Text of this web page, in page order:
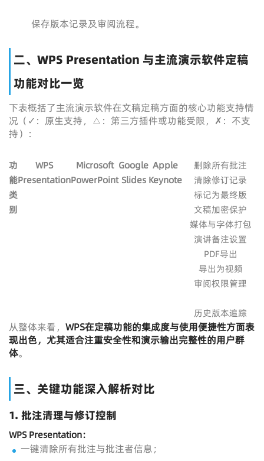
保存版本记录及审阅流程。
二、WPS Presentation 与主流演示软件定稿
功能对比一览
下表概括了主流演示软件在文稿定稿方面的核心功能支持情
况（✓：原生支持，△：第三方插件或功能受限，✗：不支
持）：
功
能
类
别
WPS
Presentation
Microsoft
PowerPoint
Google
Slides
Apple
Keynote
删除所有批注
清除修订记录
标记为最终版
文稿加密保护
媒体与字体打包
演讲备注设置
PDF导出
导出为视频
审阅权限管理
历史版本追踪
从整体来看， WPS在定稿功能的集成度与使用便捷性方面表
现出色，尤其适合注重安全性和演示输出完整性的用户群
体。
三、关键功能深入解析对比
1. 批注清理与修订控制
WPS Presentation：
一键清除所有批注与批注者信息；